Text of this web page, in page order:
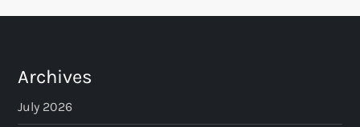
Archives
July 2026